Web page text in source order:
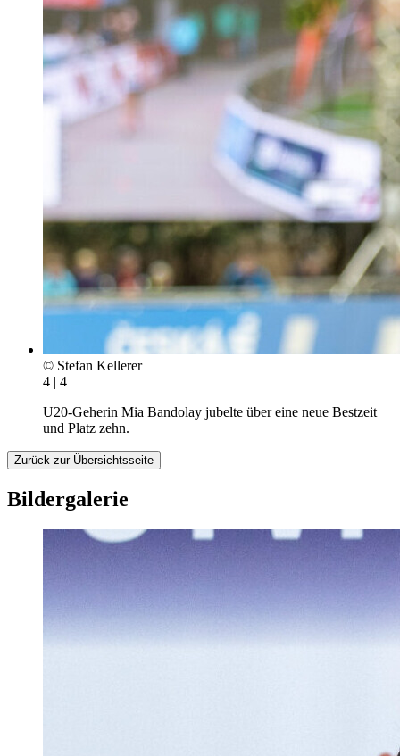
© Stefan Kellerer
4 | 4
U20-Geherin Mia Bandolay jubelte über eine neue Bestzeit
und Platz zehn.
Zurück zur Übersichtsseite
Bildergalerie